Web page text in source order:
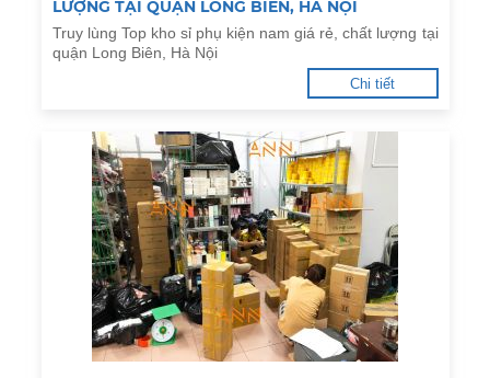
LƯỢNG TẠI QUẬN LONG BIÊN, HÀ NỘI
Truy lùng Top kho sỉ phụ kiện nam giá rẻ, chất lượng tại
quận Long Biên, Hà Nội
Chi tiết